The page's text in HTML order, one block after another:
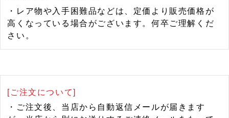
・レア物や入手困難品などは、定価より販売価格が
高くなっている場合がございます。何卒ご理解くだ
さい。
[ご注文について]
・ご注文後、当店から自動返信メールが届きます